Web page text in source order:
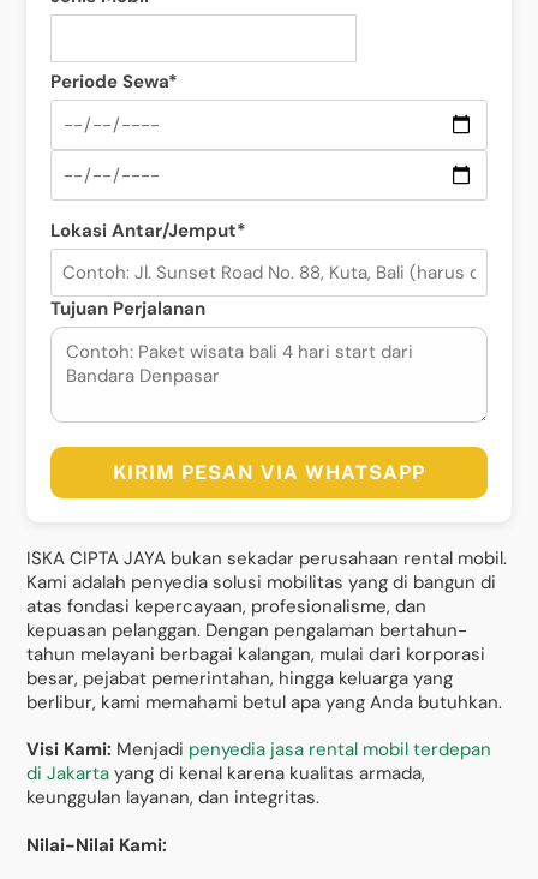
Periode Sewa*
Lokasi Antar/Jemput*
Tujuan Perjalanan
KIRIM PESAN VIA WHATSAPP
ISKA CIPTA JAYA bukan sekadar perusahaan rental mobil.
Kami adalah penyedia solusi mobilitas yang di bangun di
atas fondasi kepercayaan, profesionalisme, dan
kepuasan pelanggan. Dengan pengalaman bertahun-
tahun melayani berbagai kalangan, mulai dari korporasi
besar, pejabat pemerintahan, hingga keluarga yang
berlibur, kami memahami betul apa yang Anda butuhkan.
Visi Kami: Menjadi penyedia jasa rental mobil terdepan
di Jakarta yang di kenal karena kualitas armada,
keunggulan layanan, dan integritas.
Nilai-Nilai Kami: